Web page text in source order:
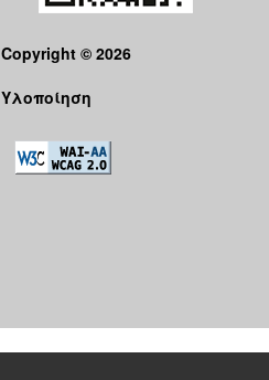
Copyright © 2026
Υλοποίηση